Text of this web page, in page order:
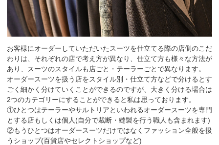
お客様にオーダーしていただいたスーツを仕立てる際の店側のこだ
わりは、それぞれの店で考え方が異なり、仕立て方も様々な方法が
あり、スーツのスタイルも店ごと・テーラーごとで異なります。
オーダースーツを扱う店をスタイル別・仕立て方などで分けるとす
ごく細かく分けていくことができるのですが、大きく分ける場合は
2つのカテゴリーにすることができると私は思っております。
①ひとつはテーラーやサルトリアといわれるオーダースーツを専門
とする店もしくは個人(自分で裁断・縫製を行う職人も含まれます)
②もうひとつはオーダースーツだけではなくファッション全般を扱
うショップ(百貨店やセレクトショップなど)